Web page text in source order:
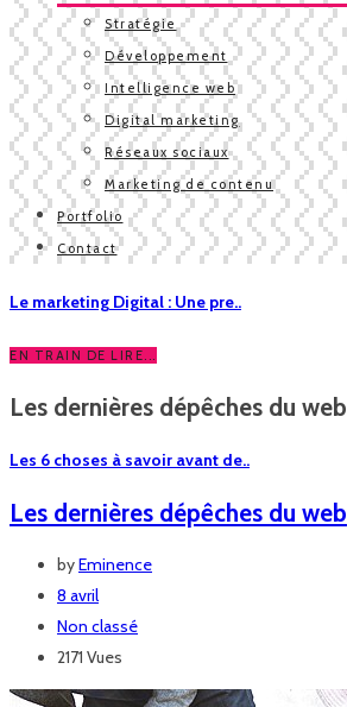
Stratégie
Développement
Intelligence web
Digital marketing
Réseaux sociaux
Marketing de contenu
Portfolio
Contact
Le marketing Digital : Une pre..
EN TRAIN DE LIRE...
Les dernières dépêches du web
Les 6 choses à savoir avant de..
Les dernières dépêches du web
byEminence
8 avril
Non classé
2171 Vues